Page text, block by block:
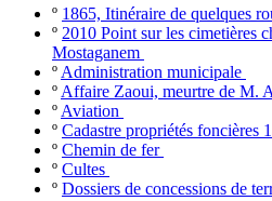
º 1865, Itinéraire de quelques
º 2010 Point sur les cimetières
Mostaganem
º Administration municipale
º Affaire Zaoui, meurtre de M.
º Aviation
º Cadastre propriétés foncières
º Chemin de fer
º Cultes
º Dossiers de concessions de